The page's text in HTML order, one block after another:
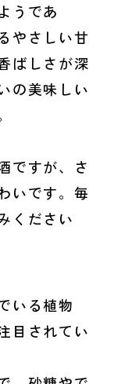
うであ
やさしい甘
ばしさが深
の美味しい
ですが、さ
いです。毎
ください
いる植物
目されてい